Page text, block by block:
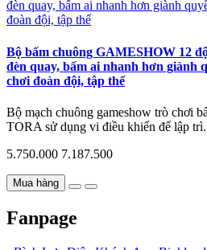
Bộ bấm chuông GAMESHOW 12
đèn quay, bấm ai nhanh hơn giành
chơi đoàn đội, tập thể
Bộ mạch chuông gameshow trò chơi
TORA sử dụng vi điều khiển để lập
5.750.000 7.187.500
Mua hàng
Fanpage